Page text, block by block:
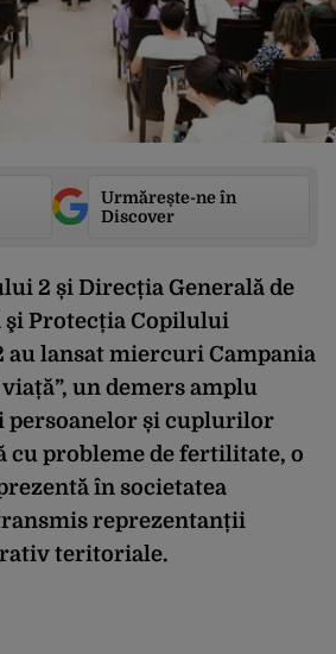
Urmărește-ne în
Discover
2 și Direcția Generală de
şi Protecția Copilului
au lansat miercuri Campania
un demers amplu
și cuplurilor
cu probleme de fertilitate, o
în societatea
reprezentanții
teritoriale.